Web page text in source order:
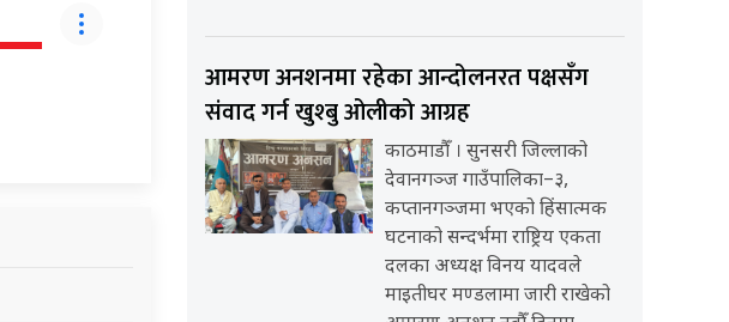
आमरण अनशनमा रहेका आन्दोलनरत पक्षसँग
संवाद गर्न खुश्बु ओलीको आग्रह
काठमाडौँ । सुनसरी जिल्लाको
देवानगञ्ज गाउँपालिका–३,
कप्तानगञ्जमा भएको हिंसात्मक
घटनाको सन्दर्भमा राष्ट्रिय एकता
दलका अध्यक्ष विनय यादवले
माइतीघर मण्डलामा जारी राखेको